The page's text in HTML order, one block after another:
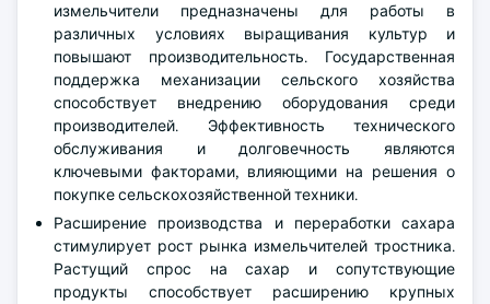
измельчители предназначены для работы в
различных условиях выращивания культур и
повышают производительность. Государственная
поддержка механизации сельского хозяйства
способствует внедрению оборудования среди
производителей. Эффективность технического
обслуживания и долговечность являются
ключевыми факторами, влияющими на решения о
покупке сельскохозяйственной техники.
Расширение производства и переработки сахара
стимулирует рост рынка измельчителей тростника.
Растущий спрос на сахар и сопутствующие
продукты способствует расширению крупных